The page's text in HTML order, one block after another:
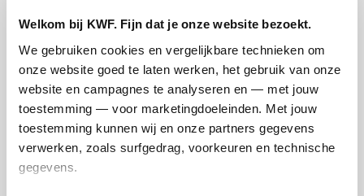
Welkom bij KWF. Fijn dat je onze website bezoekt.
We gebruiken cookies en vergelijkbare technieken om
onze website goed te laten werken, het gebruik van onze
website en campagnes te analyseren en — met jouw
toestemming — voor marketingdoeleinden. Met jouw
toestemming kunnen wij en onze partners gegevens
verwerken, zoals surfgedrag, voorkeuren en technische
gegevens.
Serat-E's badges